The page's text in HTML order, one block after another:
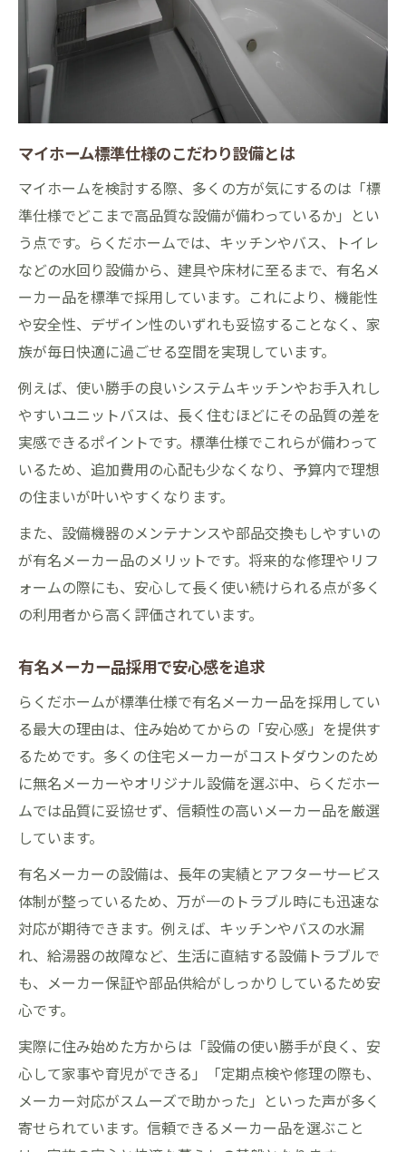
マイホーム標準仕様のこだわり設備とは
マイホームを検討する際、多くの方が気にするのは「標
準仕様でどこまで高品質な設備が備わっているか」とい
う点です。らくだホームでは、キッチンやバス、トイレ
などの水回り設備から、建具や床材に至るまで、有名メ
ーカー品を標準で採用しています。これにより、機能性
や安全性、デザイン性のいずれも妥協することなく、家
族が毎日快適に過ごせる空間を実現しています。
例えば、使い勝手の良いシステムキッチンやお手入れし
やすいユニットバスは、長く住むほどにその品質の差を
実感できるポイントです。標準仕様でこれらが備わって
いるため、追加費用の心配も少なくなり、予算内で理想
の住まいが叶いやすくなります。
また、設備機器のメンテナンスや部品交換もしやすいの
が有名メーカー品のメリットです。将来的な修理やリフ
ォームの際にも、安心して長く使い続けられる点が多く
の利用者から高く評価されています。
有名メーカー品採用で安心感を追求
らくだホームが標準仕様で有名メーカー品を採用してい
る最大の理由は、住み始めてからの「安心感」を提供す
るためです。多くの住宅メーカーがコストダウンのため
に無名メーカーやオリジナル設備を選ぶ中、らくだホー
ムでは品質に妥協せず、信頼性の高いメーカー品を厳選
しています。
有名メーカーの設備は、長年の実績とアフターサービス
体制が整っているため、万が一のトラブル時にも迅速な
対応が期待できます。例えば、キッチンやバスの水漏
れ、給湯器の故障など、生活に直結する設備トラブルで
も、メーカー保証や部品供給がしっかりしているため安
心です。
実際に住み始めた方からは「設備の使い勝手が良く、安
心して家事や育児ができる」「定期点検や修理の際も、
メーカー対応がスムーズで助かった」といった声が多く
寄せられています。信頼できるメーカー品を選ぶこと